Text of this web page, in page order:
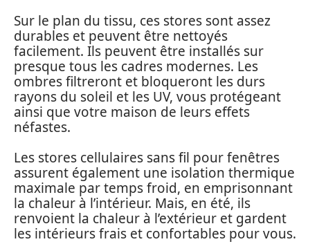
Sur le plan du tissu, ces stores sont assez
durables et peuvent être nettoyés
facilement. Ils peuvent être installés sur
presque tous les cadres modernes. Les
ombres filtreront et bloqueront les durs
rayons du soleil et les UV, vous protégeant
ainsi que votre maison de leurs effets
néfastes.
Les stores cellulaires sans fil pour fenêtres
assurent également une isolation thermique
maximale par temps froid, en emprisonnant
la chaleur à l’intérieur. Mais, en été, ils
renvoient la chaleur à l’extérieur et gardent
les intérieurs frais et confortables pour vous.